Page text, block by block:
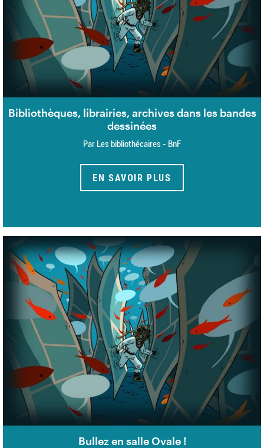
Bibliothèques, librairies, archives dans les bandes
dessinées
Par Les bibliothécaires - BnF
EN SAVOIR PLUS
Bullez en salle Ovale !